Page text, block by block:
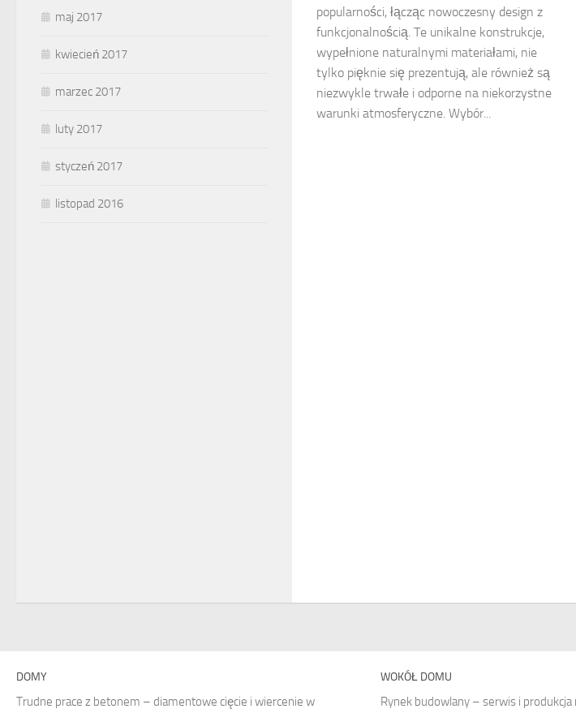
popularności, łącząc nowoczesny design z
funkcjonalnością. Te unikalne konstrukcje,
wypełnione naturalnymi materiałami, nie
tylko pięknie się prezentują, ale również są
niezwykle trwałe i odporne na niekorzystne
warunki atmosferyczne. Wybór...
maj 2017
kwiecień 2017
marzec 2017
luty 2017
styczeń 2017
listopad 2016
DOMY
Trudne prace z betonem – diamentowe cięcie i wiercenie w
WOKÓŁ DOMU
Rynek budowlany – serwis i